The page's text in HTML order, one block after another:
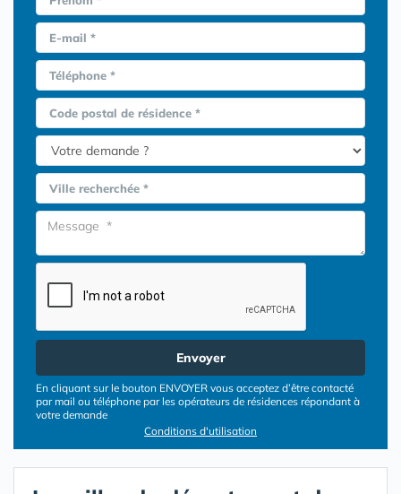
E-mail *
Téléphone *
Code postal de résidence *
Ville recherchée *
Envoyer
En cliquant sur le bouton ENVOYER vous acceptez d’être contacté
par mail ou téléphone par les opérateurs de résidences répondant à
votre demande
Conditions d'utilisation